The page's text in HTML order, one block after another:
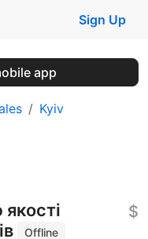
Sign Up
app
Kyiv
Offline
$